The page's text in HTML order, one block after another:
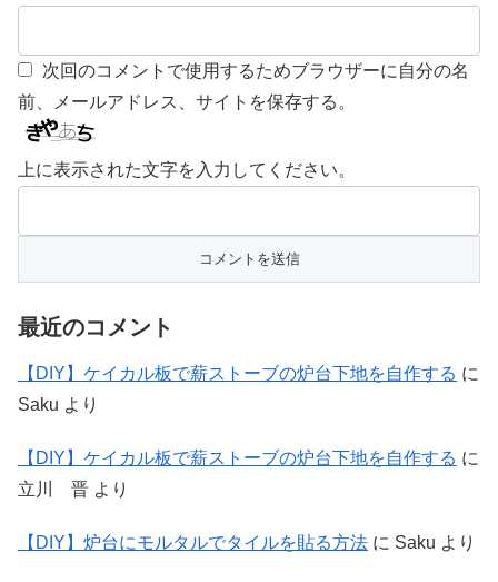
次回のコメントで使用するためブラウザーに自分の名
前、メールアドレス、サイトを保存する。
上に表示された文字を入力してください。
最近のコメント
【DIY】ケイカル板で薪ストーブの炉台下地を自作する に
Saku より
【DIY】ケイカル板で薪ストーブの炉台下地を自作する に
立川 晋 より
【DIY】炉台にモルタルでタイルを貼る方法 に Saku より